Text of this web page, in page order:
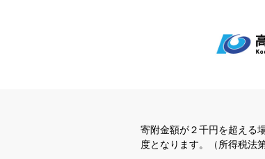
寄附金額が２千円を超える
度となります。（所得税法